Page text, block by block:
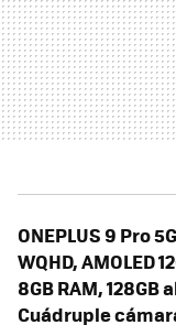
ONEPLUS 9 Pro
WQHD, AMOLED
8GB RAM,
Cuádruple